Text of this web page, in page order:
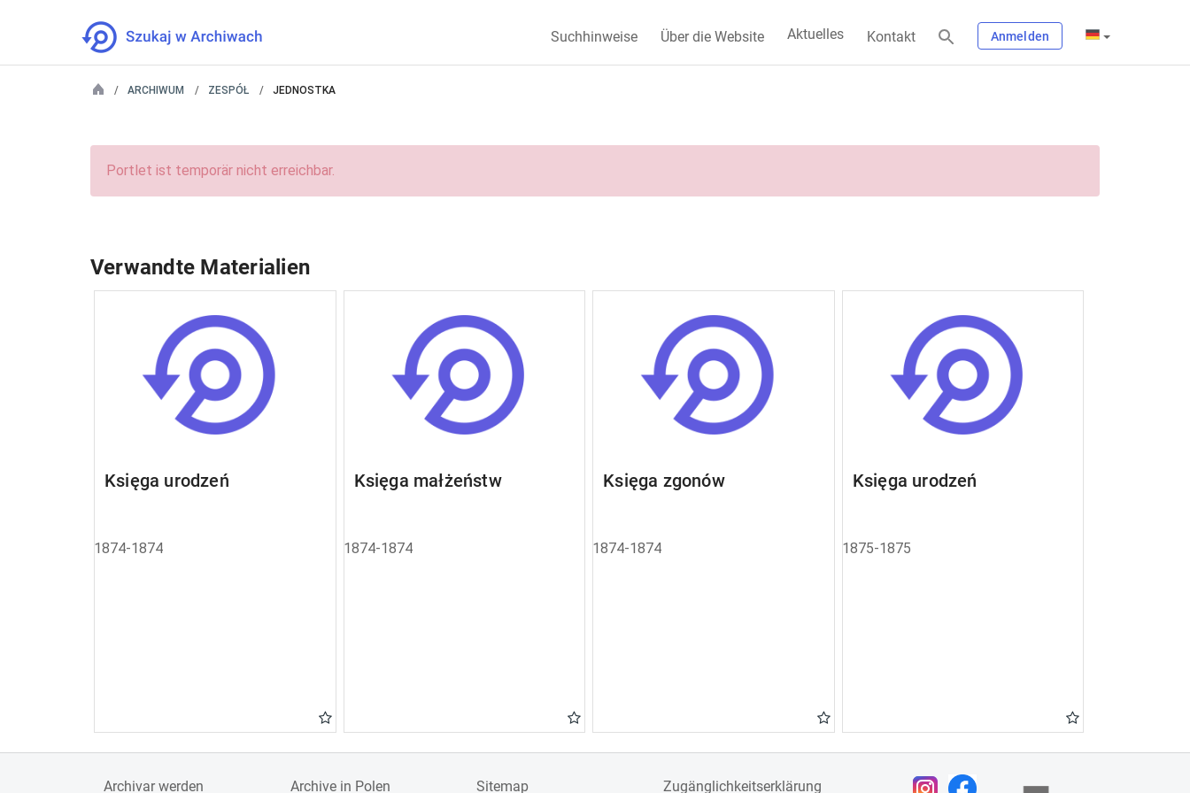
Suchhinweise Über die Website Aktuelles Kontakt Anmelden
ARCHIWUM ZESPÓŁ JEDNOSTKA
Portlet ist temporär nicht erreichbar.
Verwandte Materialien
Księga urodzeń
1874-1874
Księga małżeństw
1874-1874
Księga zgonów
1874-1874
Księga urodzeń
1875-1875
Archivar werden Archive in Polen Sitemap Zugänglichkeitserklärung